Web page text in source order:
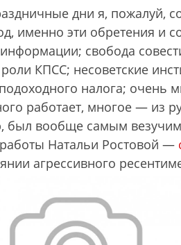
дни я, пожалуй,
именно эти обретения и
свобода
КПСС; несоветские
налога; очень
работает, многое — из
был вообще самым
Натальи Ростовой —
агрессивного